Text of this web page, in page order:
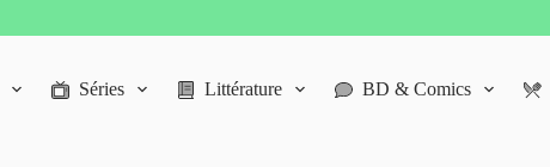
Séries Littérature BD & Comics